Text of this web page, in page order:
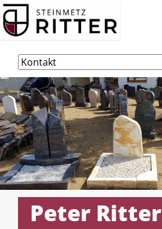
Navigation
überspringen
Peter Ritter